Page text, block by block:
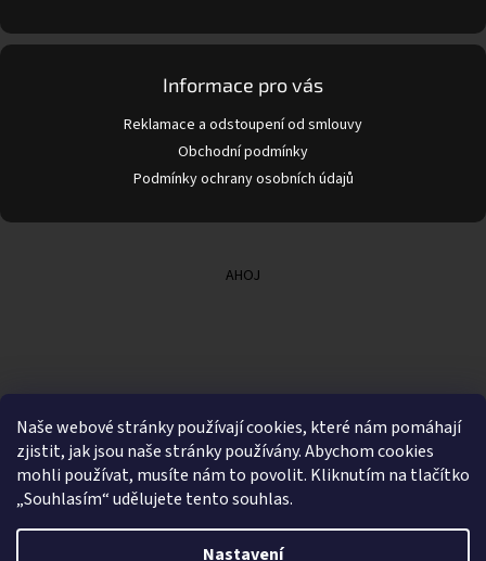
Naše webové stránky používají cookies, které nám pomáhají
zjistit, jak jsou naše stránky používány. Abychom cookies
mohli používat, musíte nám to povolit. Kliknutím na tlačítko
„Souhlasím“ udělujete tento souhlas.
Nastavení
Informace pro vás
Reklamace a odstoupení od smlouvy
Obchodní podmínky
Podmínky ochrany osobních údajů
AHOJ